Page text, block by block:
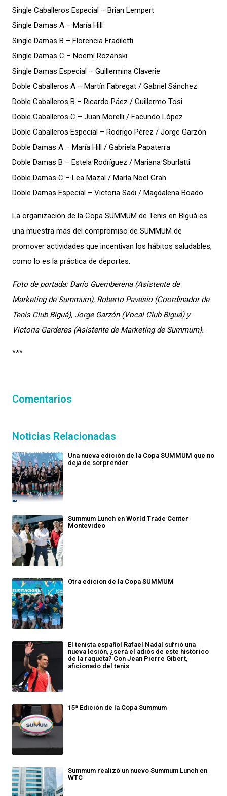
Single Caballeros Especial – Brian Lempert
Single Damas A – María Hill
Single Damas B – Florencia Fradiletti
Single Damas C – Noemí Rozanski
Single Damas Especial – Guillermina Claverie
Doble Caballeros A – Martín Fabregat / Gabriel Sánchez
Doble Caballeros B – Ricardo Páez / Guillermo Tosi
Doble Caballeros C – Juan Morelli / Facundo López
Doble Caballeros Especial – Rodrigo Pérez / Jorge Garzón
Doble Damas A – María Hill / Gabriela Papaterra
Doble Damas B – Estela Rodríguez / Mariana Sburlatti
Doble Damas C – Lea Mazal / María Noel Grah
Doble Damas Especial – Victoria Sadi / Magdalena Boado
La organización de la Copa SUMMUM de Tenis en Biguá es
una muestra más del compromiso de SUMMUM de
promover actividades que incentivan los hábitos saludables,
como lo es la práctica de deportes.
Foto de portada: Darío Guemberena (Asistente de
Marketing de Summum), Roberto Pavesio (Coordinador de
Tenis Club Biguá), Jorge Garzón (Vocal Club Biguá) y
Victoria Garderes (Asistente de Marketing de Summum).
***
Comentarios
Noticias Relacionadas
Una nueva edición de la Copa SUMMUM que no
deja de sorprender.
Summum Lunch en World Trade Center
Montevideo
Otra edición de la Copa SUMMUM
El tenista español Rafael Nadal sufrió una
nueva lesión, ¿será el adiós de este histórico
de la raqueta? Con Jean Pierre Gibert,
aficionado del tenis
15ª Edición de la Copa Summum
Summum realizó un nuevo Summum Lunch en
WTC